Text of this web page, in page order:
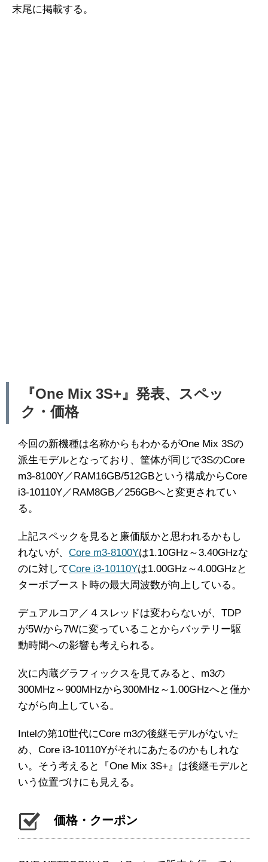
末尾に掲載する。
『One Mix 3S+』発表、スペッ
ク・価格
今回の新機種は名称からもわかるがOne Mix 3Sの
派生モデルとなっており、筐体が同じで3SのCore
m3-8100Y／RAM16GB/512GBという構成からCore
i3-10110Y／RAM8GB／256GBへと変更されてい
る。
上記スペックを見ると廉価版かと思われるかもし
れないが、 Core m3-8100Yは1.10GHz～3.40GHzな
のに対してCore i3-10110Yは1.00GHz～4.00GHzと
ターボブースト時の最大周波数が向上している。
デュアルコア／４スレッドは変わらないが、TDP
が5Wから7Wに変っていることからバッテリー駆
動時間への影響も考えられる。
次に内蔵グラフィックスを見てみると、m3の
300MHz～900MHzから300MHz～1.00GHzへと僅か
ながら向上している。
Intelの第10世代にCore m3の後継モデルがないた
め、Core i3-10110Yがそれにあたるのかもしれな
い。そう考えると『One Mix 3S+』は後継モデルと
いう位置づけにも見える。
価格・クーポン